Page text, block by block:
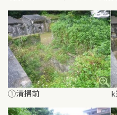
①清掃前